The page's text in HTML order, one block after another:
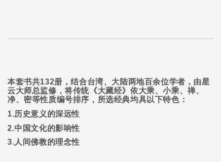
本套书共132册，结合台湾、大陆两地百余位学者，由星
云大师总监修，将传统《大藏经》依大乘、小乘、禅、
净、密等性质编号排序，所选经典均具以下特色：
1.历史意义的深远性
2.中国文化的影响性
3.人间佛教的理念性